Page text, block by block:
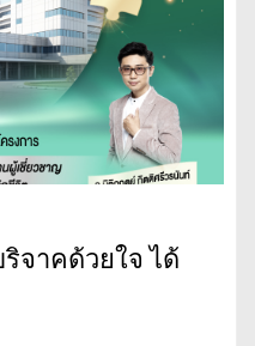
จาคด้วยใจ ได้